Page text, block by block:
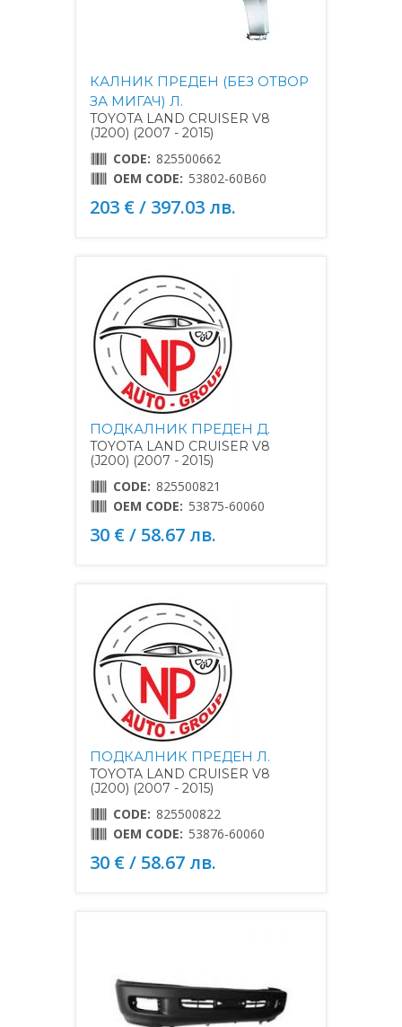
КАЛНИК ПРЕДЕН (БЕЗ ОТВОР
ЗА МИГАЧ) Л.
TOYOTA LAND CRUISER V8
(J200) (2007 - 2015)
CODE: 825500662
OEM CODE: 53802-60B60
203 € / 397.03 лв.
ПОДКАЛНИК ПРЕДЕН Д.
TOYOTA LAND CRUISER V8
(J200) (2007 - 2015)
CODE: 825500821
OEM CODE: 53875-60060
30 € / 58.67 лв.
ПОДКАЛНИК ПРЕДЕН Л.
TOYOTA LAND CRUISER V8
(J200) (2007 - 2015)
CODE: 825500822
OEM CODE: 53876-60060
30 € / 58.67 лв.